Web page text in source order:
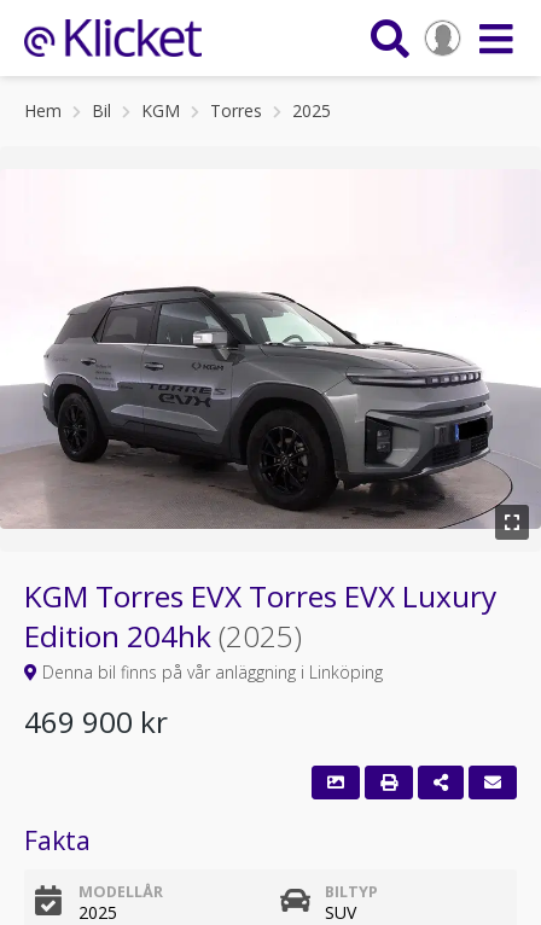
Hem Bil KGM Torres 2025
KGM Torres EVX Torres EVX Luxury
Edition 204hk(2025)
Denna bil finns på vår anläggning i Linköping
469 900 kr
Fakta
MODELLÅR
2025
BILTYP
SUV